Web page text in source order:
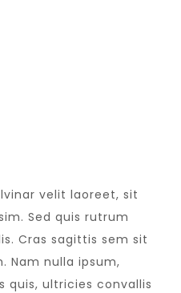
velit laoreet, sit
Sed quis rutrum
Cras sagittis sem sit
Nam nulla ipsum,
quis, ultricies convallis